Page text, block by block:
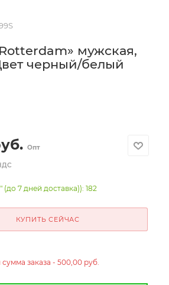
мужская,
черный/белый
Опт
(до 7 дней доставка)): 182
КУПИТЬ СЕЙЧАС
заказа - 500,00 руб.